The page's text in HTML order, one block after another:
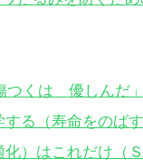
つくは 優しんだ
する（寿命をの
化）はこれだけ（